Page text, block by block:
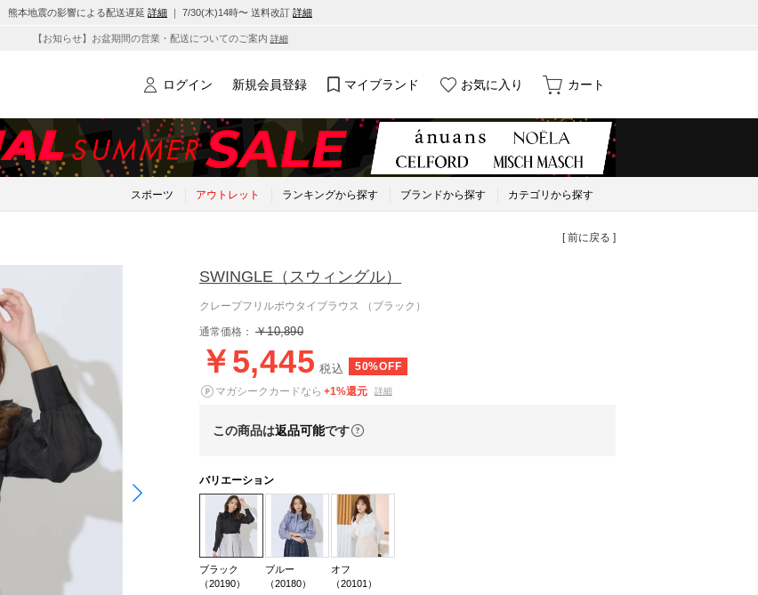
熊本地震の影響による配送遅延 詳細 ｜ 7/30(木)14時〜 送料改訂 詳細
【お知らせ】お盆期間の営業・配送についてのご案内 詳細
ログイン 新規会員登録 マイブランド お気に入り カート
スポーツ アウトレット ランキングから探す ブランドから探す カテゴリから探す
[ 前に戻る ]
SWINGLE （スウィングル）
クレープフリルボウタイブラウス （ブラック）
通常価格： ￥10,890
￥5,445 税込
50%OFF
マガシークカードなら +1%還元 詳細
この商品は返品可能です
バリエーション
ブラック
（20190）
ブルー
（20180）
オフ
（20101）